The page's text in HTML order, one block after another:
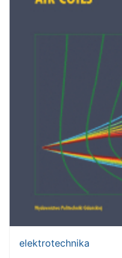
elektrotechnika